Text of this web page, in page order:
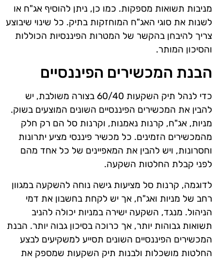
מניבות תשואות מספקות. כמו כן, ניתן להוסיף אג"ח או
לשנות את סוגי האג"ח המוחזקות בתיק. כל שינוי שיבוצע
צריך להיבחן בהקשר של המטרות הפיננסיות הכוללות
והסיכון המותר.
הבנת המכשירים הפיננסיים
כדי לנהל תיק השקעות 60/40 בצורה משולבת, יש
להבין את המכשירים הפיננסיים השונים המוצעים בשוק.
מניות, אג"ח, קרנות נאמנות, וקרנות סל הם רק חלק
מהמכשירים הזמינים. כל מכשיר פיננסי מציע יתרונות
וחסרונות, ויש להבין את המאפיינים של כל אחד מהם
לפני קבלת החלטות השקעה.
לדוגמה, קרנות סל מציעות גישה נוחה להשקעה במגוון
רחב של מניות ואג"ח, אך יש לקחת בחשבון את דמי
הניהול. מנגד, השקעה ישירה במניות יכולה להניב
תשואות גבוהות יותר, אך כרוכה בסיכון גבוה יותר. הבנת
המכשירים הפיננסיים השונים תסייע למשקיעים לבצע
החלטות מושכלות ולבנות תיק השקעות שמספק את